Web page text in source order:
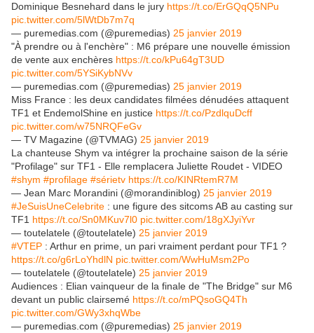
Dominique Besnehard dans le jury https://t.co/ErGQqQ5NPu
pic.twitter.com/5lWtDb7m7q
— puremedias.com (@puremedias) 25 janvier 2019
"À prendre ou à l'enchère" : M6 prépare une nouvelle émission
de vente aux enchères https://t.co/kPu64gT3UD
pic.twitter.com/5YSiKybNVv
— puremedias.com (@puremedias) 25 janvier 2019
Miss France : les deux candidates filmées dénudées attaquent
TF1 et EndemolShine en justice https://t.co/PzdlquDcff
pic.twitter.com/w75NRQFeGv
— TV Magazine (@TVMAG) 25 janvier 2019
La chanteuse Shym va intégrer la prochaine saison de la série
"Profilage" sur TF1 - Elle remplacera Juliette Roudet - VIDEO
#shym #profilage #sérietv https://t.co/KINRtemR7M
— Jean Marc Morandini (@morandiniblog) 25 janvier 2019
#JeSuisUneCelebrite : une figure des sitcoms AB au casting sur
TF1 https://t.co/Sn0MKuv7l0 pic.twitter.com/18gXJyiYvr
— toutelatele (@toutelatele) 25 janvier 2019
#VTEP : Arthur en prime, un pari vraiment perdant pour TF1 ?
https://t.co/g6rLoYhdlN pic.twitter.com/WwHuMsm2Po
— toutelatele (@toutelatele) 25 janvier 2019
Audiences : Elian vainqueur de la finale de "The Bridge" sur M6
devant un public clairsemé https://t.co/mPQsoGQ4Th
pic.twitter.com/GWy3xhqWbe
— puremedias.com (@puremedias) 25 janvier 2019